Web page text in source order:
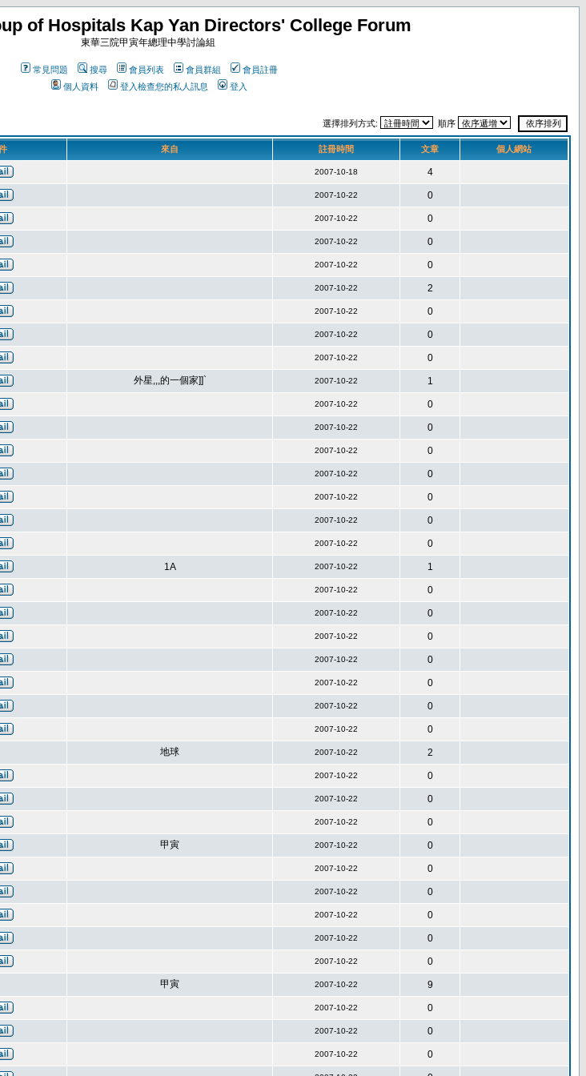
of Hospitals Kap Yan Directors' College Forum
東華三院甲寅年總理中學討論組
常見問題 搜尋 會員列表 會員群組
會員註冊
個人資料
登入檢查您的私人訊息 登入
選擇排列方式: 順序
來自 註冊時間 文章 個人網站
2007-10-18 4
2007-10-22 0
2007-10-22 0
2007-10-22 0
2007-10-22 0
2007-10-22 2
2007-10-22 0
2007-10-22 0
2007-10-22 0
外星,,,的一個家]]` 2007-10-22 1
2007-10-22 0
2007-10-22 0
2007-10-22 0
2007-10-22 0
2007-10-22 0
2007-10-22 0
2007-10-22 0
1A 2007-10-22 1
2007-10-22 0
2007-10-22 0
2007-10-22 0
2007-10-22 0
2007-10-22 0
2007-10-22 0
2007-10-22 0
地球 2007-10-22 2
2007-10-22 0
2007-10-22 0
2007-10-22 0
甲寅 2007-10-22 0
2007-10-22 0
2007-10-22 0
2007-10-22 0
2007-10-22 0
2007-10-22 0
甲寅 2007-10-22 9
2007-10-22 0
2007-10-22 0
2007-10-22 0